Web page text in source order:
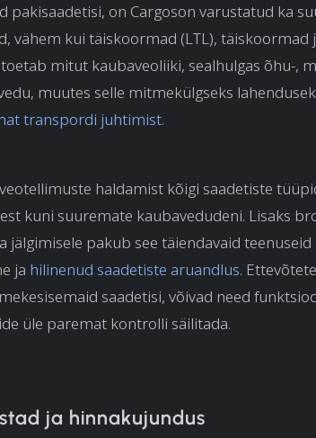
pakisaadetisi, on Cargoson varustatud ka
vähem kui täiskoormad (LTL),
mitut kaubaveoliiki, sealhulgas õhu-,
muutes selle mitmekülgseks
transpordi juhtimist.
haldamist kõigi saadetiste
kuni suuremate kaubavedudeni. Lisaks
jälgimisele pakub see täiendavaid
ja hilinenud saadetiste aruandlus.
saadetisi, võivad need
üle paremat kontrolli säilitada.
ja hinnakujundus